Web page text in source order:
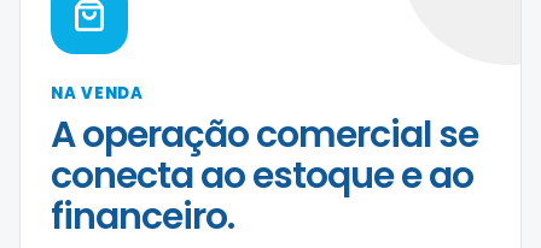
NA VENDA
A operação comercial se
conecta ao estoque e ao
financeiro.